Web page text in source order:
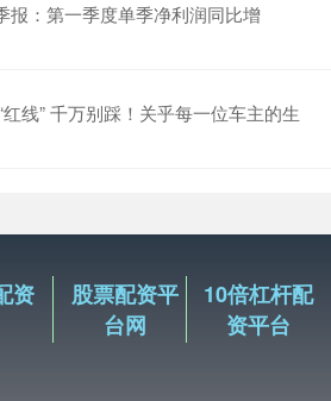
报：第一季度单季净利润同比增
线” 千万别踩！关乎每一位车主的生
资
股票配资平
台网
10倍杠杆配
资平台